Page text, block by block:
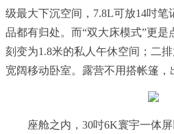
级最大下沉空间，7.8L可放14吋笔
品都有归处。而“双大床模式”更
刻变为1.8米的私人午休空间；二
宽阔移动卧室。露营不用搭帐篷，
座舱之内，30吋6K寰宇一体